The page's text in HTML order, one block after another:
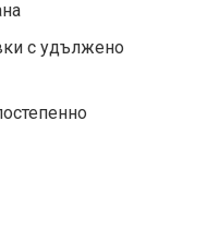
с удължено